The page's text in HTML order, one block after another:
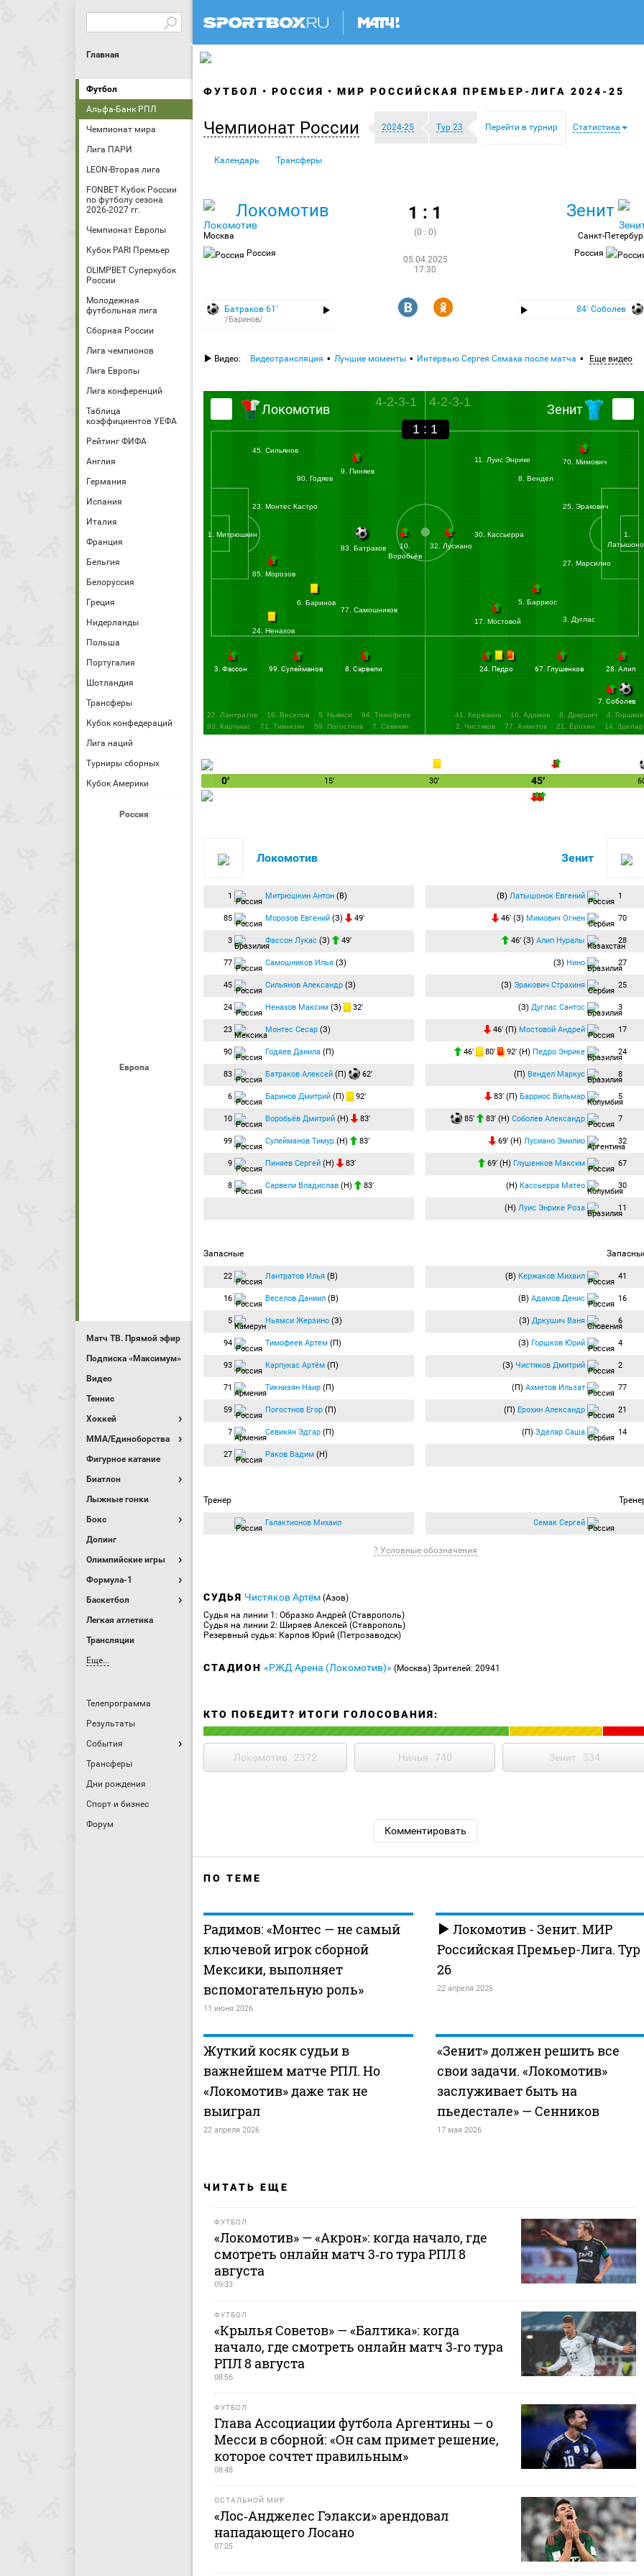
Главная
Футбол
Альфа-Банк РПЛ
Чемпионат мира
Лига ПАРИ
LEON-Вторая лига
FONBET Кубок России
по футболу сезона
2026-2027 гг.
Чемпионат Европы
Кубок PARI Премьер
OLIMPBET Суперкубок
России
Молодежная
футбольная лига
Сборная России
Лига чемпионов
Лига Европы
Лига конференций
Таблица
коэффициентов УЕФА
Рейтинг ФИФА
Англия
Германия
Испания
Италия
Франция
Бельгия
Белоруссия
Греция
Нидерланды
Польша
Португалия
Шотландия
Трансферы
Кубок конфедераций
Лига наций
Турниры сборных
Кубок Америки
Россия
Европа
Матч ТВ. Прямой эфир
Подписка «Максимум»
Видео
Теннис
Хоккей
MMA/Единоборства
Фигурное катание
Биатлон
Лыжные гонки
Бокс
Допинг
Олимпийские игры
Формула-1
Баскетбол
Легкая атлетика
Трансляции
Еще...
Телепрограмма
Результаты
События
Трансферы
Дни рождения
Спорт и бизнес
Форум
ФУТБОЛ РОССИЯ МИР РОССИЙСКАЯ ПРЕМЬЕР-ЛИГА 2024-25
Чемпионат России 2024-25 Тур 23 Перейти в турнир Статистика
Календарь Трансферы
Локомотив
Москва
Россия
1 : 1
(0 : 0)
05.04.2025
17:30
Зенит
Санкт-
Россия
Батраков 61′
/Баринов/
R Y 84′ Соболев
Видео: Видеотрансляция Лучшие моменты Интервью Сергея Семака после матча Еще видео
1 : 1
Локомотив 4-2-3-1
1. Митрюшкин
85. Морозов
77. Самошников
45. Сильянов
24. Ненахов
23. Монтес Кастро
90. Годяев
83. Батраков
6. Баринов
10.
Воробьёв
9. Пиняев
3. Фассон 99. Сулейманов 8. Сарвели
22. Лантратов 16. Веселов 5. Ньямси
94. Тимофеев
93. Карпукас
71. Тикнизян 59. Погостнов
7. Севикян
4-2-3-1 Зенит
1.
70. Мимович
27. Марсилио
25. Эракович
3. Дуглас
17. Мостовой
8. Вендел
5. Барриос
32. Лусиано
30. Кассьерра
11. Луис Энрике
28. Алип
67. Глушенков
24. Педро
7. Соболев
41. Кержаков
16. Адамов 6. Дркушич
4. Горшков
2. Чистяков
77. Ахметов 21. Ерохин 14. Зделар
0′ 15′ 30′ 45′
Локомотив
1 Митрюшкин Антон (В)
85 Морозов Евгений (З) 49′
3 Фассон Лукас (З) 49′
77 Самошников Илья (З)
45 Сильянов Александр (З)
24 Ненахов Максим (З) 32′
23 Монтес Сесар (З)
90 Годяев Данила (П)
83 Батраков Алексей (П) 62′
6 Баринов Дмитрий (П) 92′
10 Воробьёв Дмитрий (Н) 83′
99 Сулейманов Тимур (Н) 83′
9 Пиняев Сергей (Н) 83′
8 Сарвели Владислав (Н) 83′
Запасные
22 Лантратов Илья (В)
16 Веселов Даниил (В)
5 Ньямси Жерзино (З)
94 Тимофеев Артем (П)
93 Карпукас Артём (П)
71 Тикнизян Наир (П)
59 Погостнов Егор (П)
7 Севикян Эдгар (П)
27 Раков Вадим (Н)
Тренер
Галактионов Михаил
Зенит
(В) Латышонок Евгений 1
46′ (З) Мимович Огнен 70
46′ (З) Алип Нуралы 28
(З) Нино 27
(З) Эракович Страхиня 25
(З) Дуглас Сантос 3
46′ (П) Мостовой Андрей 17
46′ 80′ 92′ (Н) Педро Энрике 24
(П) Вендел Маркус 8
83′ (П) Барриос Вильмар 5
85′ 83′ (Н) Соболев Александр 7
69′ (Н) Лусиано Эмилио 32
69′ (Н) Глушенков Максим 67
(Н) Кассьерра Матео 30
(Н) Луис Энрике Роза 11
(В) Кержаков Михаил 41
(В) Адамов Денис 16
(З) Дркушич Ваня 6
(З) Горшков Юрий 4
(З) Чистяков Дмитрий 2
(П) Ахметов Ильзат 77
(П) Ерохин Александр 21
(П) Зделар Саша 14
Семак Сергей
? Условные обозначения
СУДЬЯ Чистяков Артём (Азов)
Судья на линии 1: Образко Андрей (Ставрополь)
Судья на линии 2: Ширяев Алексей (Ставрополь)
Резервный судья: Карпов Юрий (Петрозаводск)
СТАДИОН «РЖД Арена (Локомотив)» (Москва) Зрителей: 20941
КТО ПОБЕДИТ? ИТОГИ ГОЛОСОВАНИЯ:
Локомотив 2372 Ничья 740 Зенит 334
Комментировать
ПО ТЕМЕ
Радимов: «Монтес — не самый
ключевой игрок сборной
Мексики, выполняет
вспомогательную роль»
11 июня 2026
Локомотив - Зенит. МИР
Российская Премьер-Лига. Тур
26
22 апреля 2026
Жуткий косяк судьи в
важнейшем матче РПЛ. Но
«Локомотив» даже так не
выиграл
22 апреля 2026
«Зенит» должен решить все
свои задачи. «Локомотив»
заслуживает быть на
пьедестале» — Сенников
17 мая 2026
ЧИТАТЬ ЕЩЕ
ФУТБОЛ
«Локомотив» — «Акрон»: когда начало, где
смотреть онлайн матч 3‑го тура РПЛ 8
августа
09:33
ФУТБОЛ
«Крылья Советов» — «Балтика»: когда
начало, где смотреть онлайн матч 3‑го тура
РПЛ 8 августа
08:56
ФУТБОЛ
Глава Ассоциации футбола Аргентины — о
Месси в сборной: «Он сам примет решение,
которое сочтет правильным»
08:48
ОСТАЛЬНОЙ МИР
«Лос‑Анджелес Гэлакси» арендовал
нападающего Лосано
07:25